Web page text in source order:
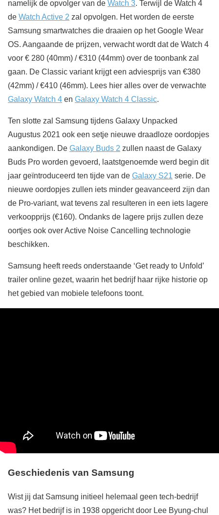
namelijk de opvolger van de Watch 3. Terwijl de Watch 4
de Watch Active 2 zal opvolgen. Het worden de eerste
Samsung smartwatches die draaien op het Google Wear
OS. Aangaande de prijzen, verwacht wordt dat de Watch 4
voor € 280 (40mm) / €310 (44mm) over de toonbank zal
gaan. De Classic variant krijgt een adviesprijs van €380
(42mm) / €410 (46mm). Lees hier alles over de verwachte
Galaxy Watch 4 en Galaxy Watch 4 Classic.
Ten slotte zal Samsung tijdens Galaxy Unpacked
Augustus 2021 ook een setje nieuwe draadloze oordopjes
aankondigen. De Galaxy Buds 2 zullen naast de Galaxy
Buds Pro worden gevoerd, laatstgenoemde werd begin dit
jaar geïntroduceerd ten tijde van de Galaxy S21 serie. De
nieuwe oordopjes zullen iets minder geavanceerd zijn dan
de Pro-variant, wat tevens zal resulteren in een iets lagere
verkoopprijs (€160). Ondanks de lagere prijs zullen deze
oortjes ook over Active Noise Cancelling technologie
beschikken.
Samsung heeft reeds onderstaande ‘Get ready to Unfold’
trailer online gezet, waarin het bedrijf haar rijke historie op
het gebied van mobiele telefoons toont.
Geschiedenis van Samsung
Wist jij dat Samsung initieel helemaal geen tech-bedrijf
was? Het bedrijf is in 1938 opgericht door Lee Byung-chul